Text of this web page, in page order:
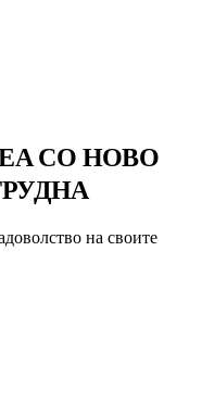
СО НОВО
на своите